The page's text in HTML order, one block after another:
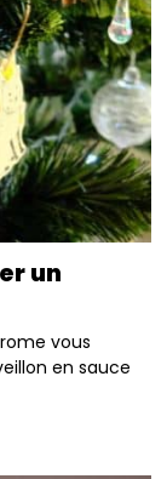
un
vous
en sauce